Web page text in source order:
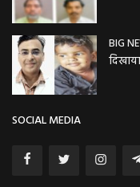
BIG
SOCIAL MEDIA